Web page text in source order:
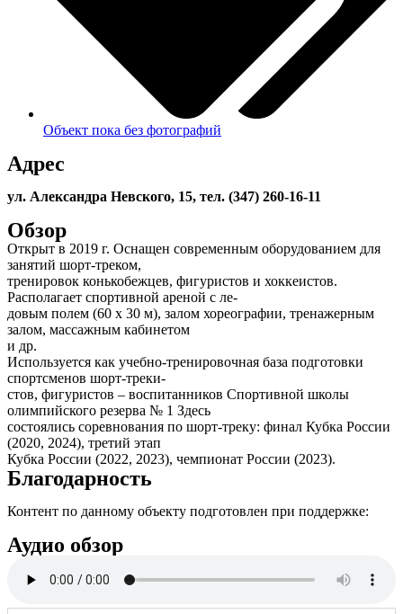
Объект пока без фотографий
Адрес
ул. Александра Невского, 15, тел. (347) 260-16-11
Обзор
Открыт в 2019 г. Оснащен современным оборудованием для
занятий шорт-треком,
тренировок конькобежцев, фигуристов и хоккеистов.
Располагает спортивной ареной с ле-
довым полем (60 х 30 м), залом хореографии, тренажерным
залом, массажным кабинетом
и др.
Используется как учебно-тренировочная база подготовки
спортсменов шорт-треки-
стов, фигуристов – воспитанников Спортивной школы
олимпийского резерва № 1 Здесь
состоялись соревнования по шорт-треку: финал Кубка России
(2020, 2024), третий этап
Кубка России (2022, 2023), чемпионат России (2023).
Благодарность
Контент по данному объекту подготовлен при поддержке:
Аудио обзор